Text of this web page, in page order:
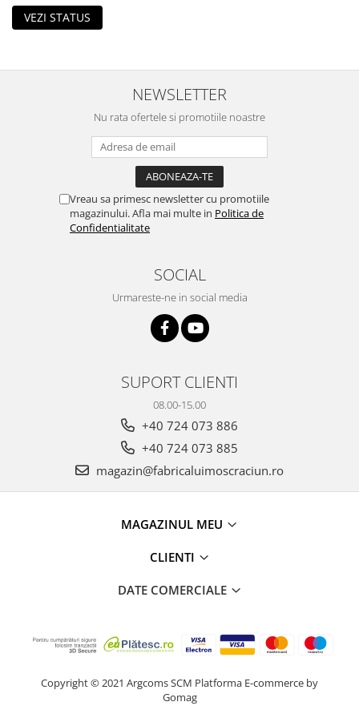
VEZI STATUS
NEWSLETTER
Nu rata ofertele si promotiile noastre
Vreau sa primesc newsletter cu promotiile
magazinului. Afla mai multe in Politica de
Confidentialitate
SOCIAL
Urmareste-ne in social media
SUPORT CLIENTI
08.00-15.00
+40 724 073 886
+40 724 073 885
magazin@fabricaluimoscraciun.ro
MAGAZINUL MEU
CLIENTI
DATE COMERCIALE
Copyright © 2021 Argcoms SCM Platforma E-commerce by
Gomag